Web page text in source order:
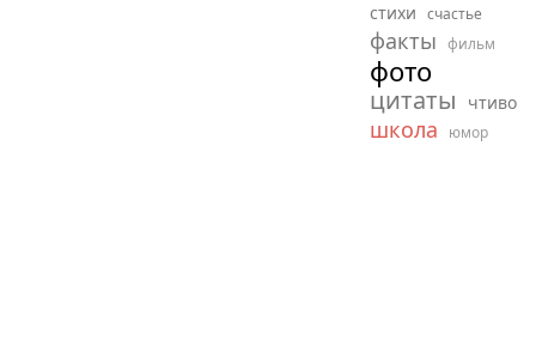
стихи счастье
факты фильм
фото
цитаты чтиво
школа юмор